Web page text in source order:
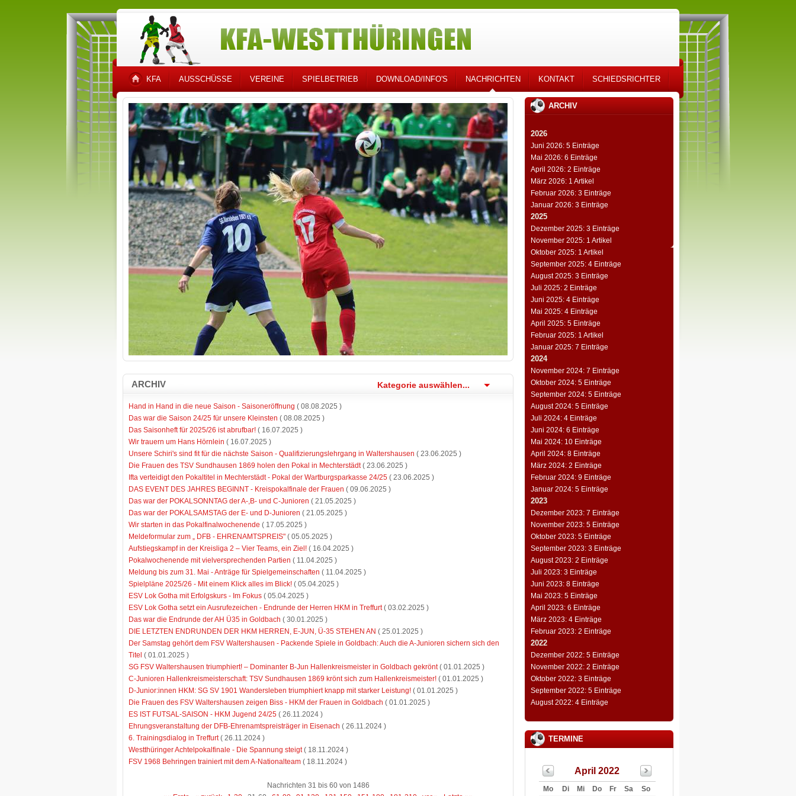
KFA AUSSCHÜSSE VEREINE SPIELBETRIEB DOWNLOAD/INFO'S NACHRICHTEN KONTAKT SCHIEDSRICHTER
ARCHIV Kategorie auswählen...
Hand in Hand in die neue Saison - Saisoneröffnung ( 08.08.2025 )
Das war die Saison 24/25 für unsere Kleinsten ( 08.08.2025 )
Das Saisonheft für 2025/26 ist abrufbar! ( 16.07.2025 )
Wir trauern um Hans Hörnlein ( 16.07.2025 )
Unsere Schiri's sind fit für die nächste Saison - Qualifizierungslehrgang in Waltershausen ( 23.06.2025 )
Die Frauen des TSV Sundhausen 1869 holen den Pokal in Mechterstädt( 23.06.2025 )
Ifta verteidigt den Pokaltitel in Mechterstädt - Pokal der Wartburgsparkasse 24/25 ( 23.06.2025 )
DAS EVENT DES JAHRES BEGINNT - Kreispokalfinale der Frauen ( 09.06.2025 )
Das war der POKALSONNTAG der A-,B- und C-Junioren ( 21.05.2025 )
Das war der POKALSAMSTAG der E- und D-Junioren ( 21.05.2025 )
Wir starten in das Pokalfinalwochenende ( 17.05.2025 )
Meldeformular zum „ DFB - EHRENAMTSPREIS" ( 05.05.2025 )
Aufstiegskampf in der Kreisliga 2 – Vier Teams, ein Ziel! ( 16.04.2025 )
Pokalwochenende mit vielversprechenden Partien ( 11.04.2025 )
Meldung bis zum 31. Mai - Anträge für Spielgemeinschaften ( 11.04.2025 )
Spielpläne 2025/26 - Mit einem Klick alles im Blick! ( 05.04.2025 )
ESV Lok Gotha mit Erfolgskurs - Im Fokus ( 05.04.2025 )
ESV Lok Gotha setzt ein Ausrufezeichen - Endrunde der Herren HKM in Treffurt( 03.02.2025 )
Das war die Endrunde der AH Ü35 in Goldbach ( 30.01.2025 )
DIE LETZTEN ENDRUNDEN DER HKM HERREN, E-JUN, Ü-35 STEHEN AN ( 25.01.2025 )
Der Samstag gehört dem FSV Waltershausen - Packende Spiele in Goldbach: Auch die A-Junioren sichern sich den
Titel ( 01.01.2025 )
SG FSV Waltershausen triumphiert! – Dominanter B-Jun Hallenkreismeister in Goldbach gekrönt( 01.01.2025 )
C-Junioren Hallenkreismeisterschaft: TSV Sundhausen 1869 krönt sich zum Hallenkreismeister! ( 01.01.2025 )
D-Junior:innen HKM: SG SV 1901 Wandersleben triumphiert knapp mit starker Leistung! ( 01.01.2025 )
Die Frauen des FSV Waltershausen zeigen Biss - HKM der Frauen in Goldbach ( 01.01.2025 )
ES IST FUTSAL-SAISON - HKM Jugend 24/25 ( 26.11.2024 )
Ehrungsveranstaltung der DFB-Ehrenamtspreisträger in Eisenach ( 26.11.2024 )
6. Trainingsdialog in Treffurt( 26.11.2024 )
Westthüringer Achtelpokalfinale - Die Spannung steigt( 18.11.2024 )
FSV 1968 Behringen trainiert mit dem A-Nationalteam ( 18.11.2024 )
Nachrichten 31 bis 60 von 1486
ARCHIV
2026
Juni 2026: 5 Einträge
Mai 2026: 6 Einträge
April 2026: 2 Einträge
März 2026: 1 Artikel
Februar 2026: 3 Einträge
Januar 2026: 3 Einträge
2025
Dezember 2025: 3 Einträge
November 2025: 1 Artikel
Oktober 2025: 1 Artikel
September 2025: 4 Einträge
August 2025: 3 Einträge
Juli 2025: 2 Einträge
Juni 2025: 4 Einträge
Mai 2025: 4 Einträge
April 2025: 5 Einträge
Februar 2025: 1 Artikel
Januar 2025: 7 Einträge
2024
November 2024: 7 Einträge
Oktober 2024: 5 Einträge
September 2024: 5 Einträge
August 2024: 5 Einträge
Juli 2024: 4 Einträge
Juni 2024: 6 Einträge
Mai 2024: 10 Einträge
April 2024: 8 Einträge
März 2024: 2 Einträge
Februar 2024: 9 Einträge
Januar 2024: 5 Einträge
2023
Dezember 2023: 7 Einträge
November 2023: 5 Einträge
Oktober 2023: 5 Einträge
September 2023: 3 Einträge
August 2023: 2 Einträge
Juli 2023: 3 Einträge
Juni 2023: 8 Einträge
Mai 2023: 5 Einträge
April 2023: 6 Einträge
März 2023: 4 Einträge
Februar 2023: 2 Einträge
2022
Dezember 2022: 5 Einträge
November 2022: 2 Einträge
Oktober 2022: 3 Einträge
September 2022: 5 Einträge
August 2022: 4 Einträge
TERMINE
April 2022
Mo Di Mi Do Fr Sa
So